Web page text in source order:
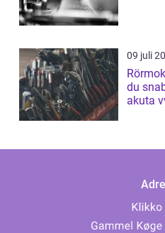
09 juli
du
akuta